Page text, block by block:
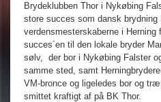
Brydeklubben Thor i Nykøbing
store succes som dansk brydning
verdensmesterskaberne i
succes´en til den lokale bryder
sølv, der bor i Nykøbing Falster
samme sted, samt
VM-bronce og ligeledes bor og
smittet kraftigt af på BK Thor.